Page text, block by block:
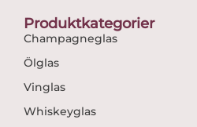
Produktkategorier
Champagneglas
Ölglas
Vinglas
Whiskeyglas